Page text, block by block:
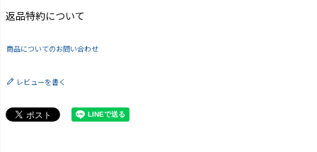
返品特約について
商品についてのお問い合わせ
レビューを書く